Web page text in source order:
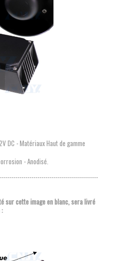
DC - Matériaux Haut de gamme
- Anodisé.
sur cette image en blanc, sera livré
: